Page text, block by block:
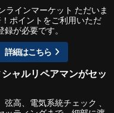
ラインマーケット ただいま
ポイントをご利用いただ
が必要です。
詳細はこちら
シャルリペアマンがセッ
弦高、電気系統チェック 、